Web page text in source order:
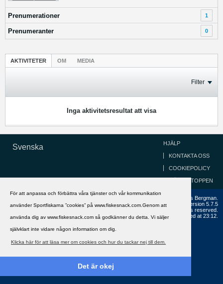
För att anpassa och förbättra våra tjänster och vår kommunikation
använder Sportfiskarna ”cookies” på www.fiskesnack.com.Genom att
använda dig av www.fiskesnack.com så godkänner du detta. Vi säljer
självklart inte vidare någon information om dig.
Klicka här för att läsa mer om cookies och hur du tackar nej till dem.
Det är okej
Prenumerationer 1
Prenumeranter 0
AKTIVITETER OM MEDIA
Filter
Inga aktivitetsresultat att visa
Svenska HJÄLP
KONTAKTA OSS
COOKIEPOLICY
GÅ TILL TOPPEN
Copyright ©2002 - 2021, FiskeSnack.com. Grundad 2002 av Anders Bergman.
Powered byvBulletin®
Version 5.7.5
Copyright © 2026 MH Sub I, LLC dba vBulletin. All rights reserved.
All times are GMT+1. This page was generated at 23:12.